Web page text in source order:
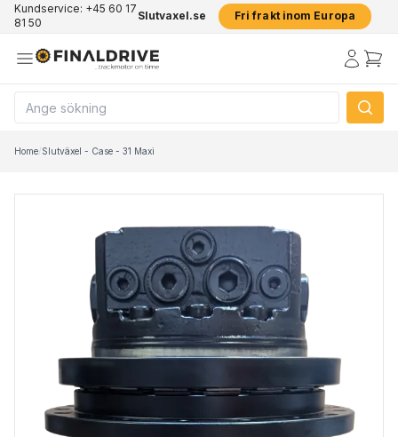
Kundservice: +45 60 17
81 50
Slutvaxel.se Fri frakt inom Europa
Home/Slutväxel - Case - 31 Maxi